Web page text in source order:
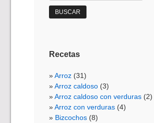
Recetas
Arroz (31)
Arroz caldoso (3)
Arroz caldoso con verduras (2)
Arroz con verduras (4)
Bizcochos (8)